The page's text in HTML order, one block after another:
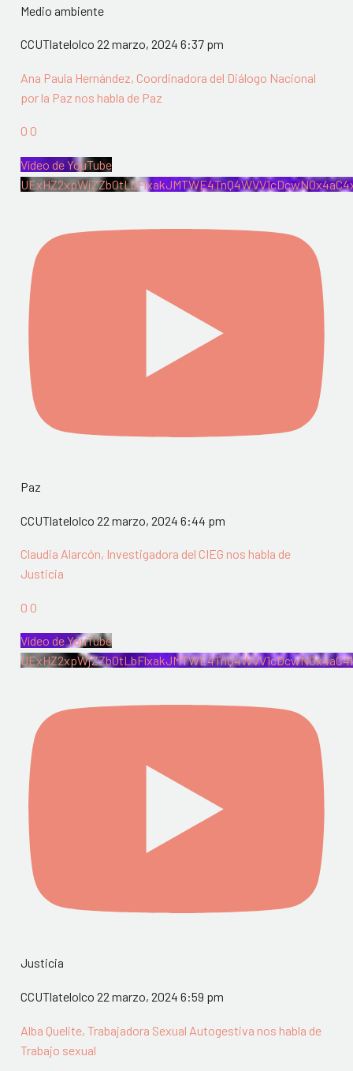
Medio ambiente
CCUTlatelolco 22 marzo, 2024 6:37 pm
Ana Paula Hernández, Coordinadora del Diálogo Nacional
por la Paz nos habla de Paz
0 0
Vídeo de YouTube
Paz
CCUTlatelolco 22 marzo, 2024 6:44 pm
Claudia Alarcón, Investigadora del CIEG nos habla de
Justicia
0 0
Vídeo de YouTube
Justicia
CCUTlatelolco 22 marzo, 2024 6:59 pm
Alba Quelite, Trabajadora Sexual Autogestiva nos habla de
Trabajo sexual